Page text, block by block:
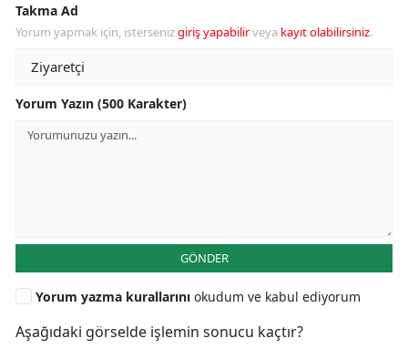
Takma Ad
Yorum yapmak için, istersenizgiriş yapabilirveya kayıt olabilirsiniz.
Yorum Yazın (500 Karakter)
GÖNDER
Yorum yazma kurallarını okudum ve kabul ediyorum
Aşağıdaki görselde işlemin sonucu kaçtır?